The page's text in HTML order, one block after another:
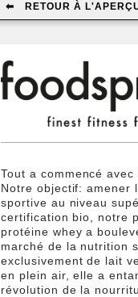
⬅︎ RETOUR À
Tout a commencé avec
Notre objectif: amener
sportive au niveau
certification bio, notre
protéine whey a
marché de la nutrition
exclusivement de lait
en plein air, elle a
révolution de la